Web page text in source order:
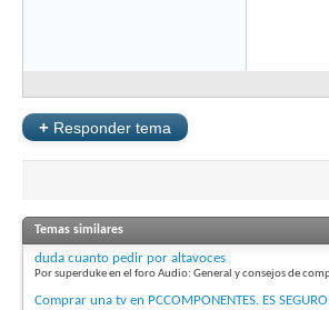
+ Responder tema
Temas similares
duda cuanto pedir por altavoces
Por superduke en el foro Audio: General y consejos de
Comprar una tv en PCCOMPONENTES. ES